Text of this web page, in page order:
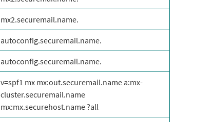
mx2.securemail.name.
autoconfig.securemail.name.
autoconfig.securemail.name.
v=spf1 mx mx:out.securemail.name a:mx-
cluster.securemail.name
mx:mx.securehost.name ?all